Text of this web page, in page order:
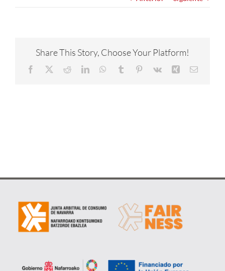
CONTACTA
Share This Story, Choose Your Platform!
Facebook RedditLinkedInWhatsApp
Tumblr Pinterest
Vk Xing Correo